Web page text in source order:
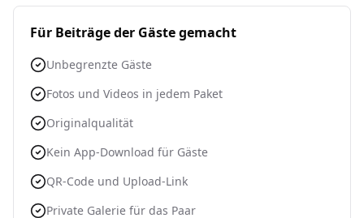
Für Beiträge der Gäste gemacht
Unbegrenzte Gäste
Fotos und Videos in jedem Paket
Originalqualität
Kein App-Download für Gäste
QR-Code und Upload-Link
Private Galerie für das Paar